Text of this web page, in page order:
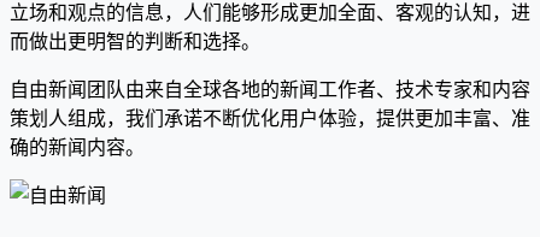
立场和观点的信息，人们能够形成更加全面、客观的认知，进
而做出更明智的判断和选择。
自由新闻团队由来自全球各地的新闻工作者、技术专家和内容
策划人组成，我们承诺不断优化用户体验，提供更加丰富、准
确的新闻内容。